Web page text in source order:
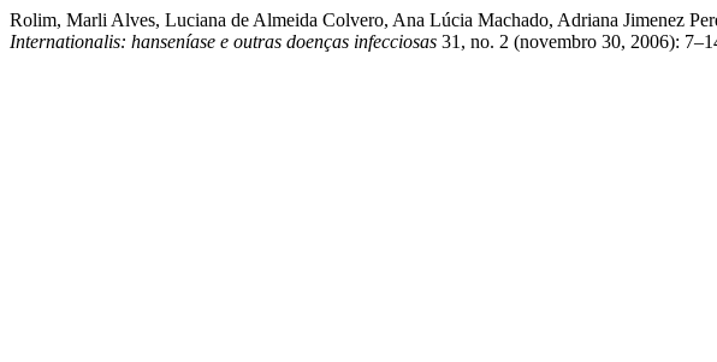
Rolim, Marli Alves, Luciana de Almeida Colvero, Ana Lúcia Machado, Adriana Jimenez
Internationalis: hanseníase e outras doenças infecciosas 31, no. 2 (novembro 30, 2006):